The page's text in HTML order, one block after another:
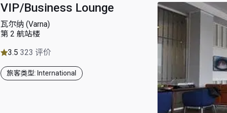
VIP/Business Lounge
瓦尔纳 (Varna)
第 2 航站楼
3.5 323 评价
旅客类型: International